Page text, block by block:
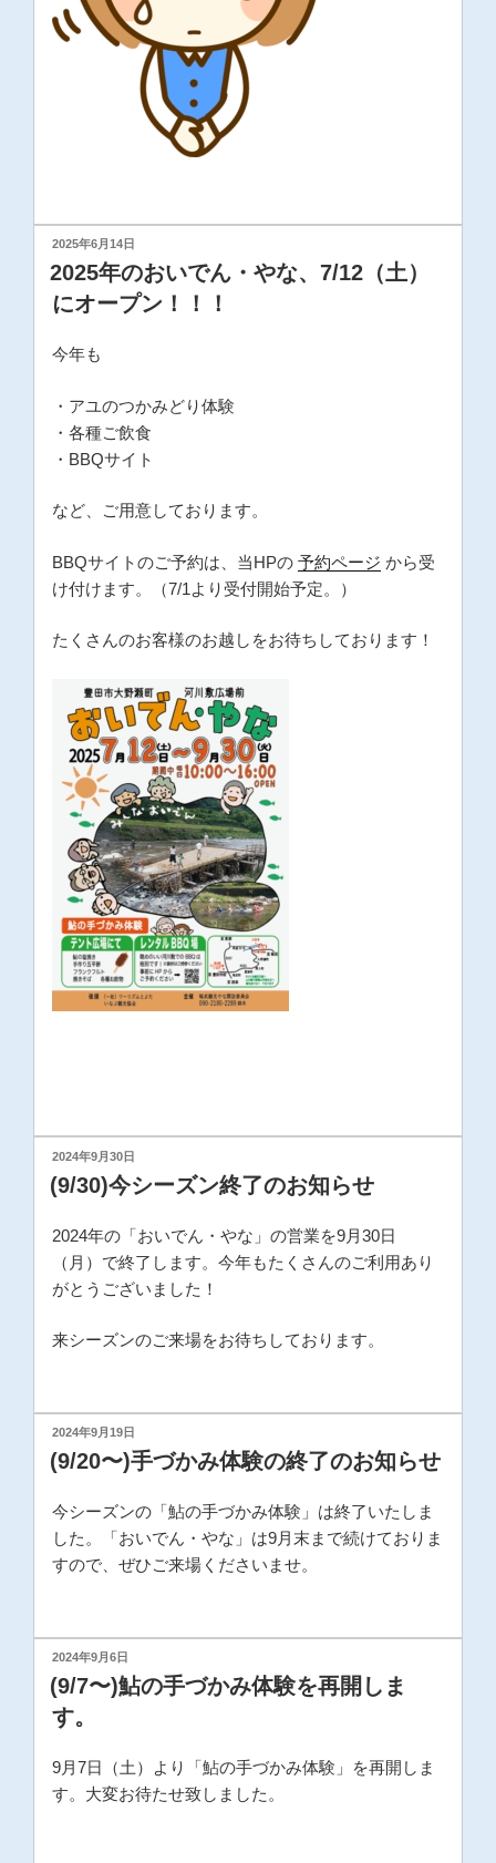
投
稿
日:
2025年6月14日
2025年のおいでん・やな、7/12（土）
にオープン！！！
今年も
・アユのつかみどり体験
・各種ご飲食
・BBQサイト
など、ご用意しております。
BBQサイトのご予約は、当HPの 予約ページ から受
け付けます。（7/1より受付開始予定。）
たくさんのお客様のお越しをお待ちしております！
投
稿
日:
2024年9月30日
(9/30)今シーズン終了のお知らせ
2024年の「おいでん・やな」の営業を9月30日
（月）で終了します。今年もたくさんのご利用あり
がとうございました！
来シーズンのご来場をお待ちしております。
投
稿
日:
2024年9月19日
(9/20〜)手づかみ体験の終了のお知らせ
今シーズンの「鮎の手づかみ体験」は終了いたしま
した。「おいでん・やな」は9月末まで続けておりま
すので、ぜひご来場くださいませ。
投
稿
日:
2024年9月6日
(9/7〜)鮎の手づかみ体験を再開しま
す。
9月7日（土）より「鮎の手づかみ体験」を再開しま
す。大変お待たせ致しました。